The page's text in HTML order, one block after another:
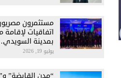
مستثمرون
اتفاقيات لإقامة
بمدينة
يوليو 19, 2026
“مدن القابضة”